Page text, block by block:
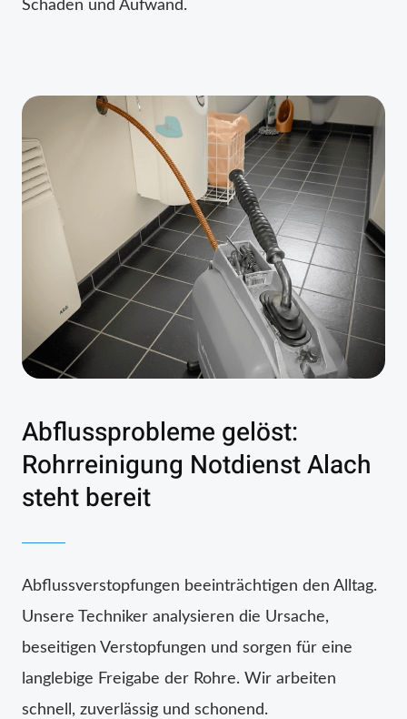
Schäden und Aufwand.
Abflussprobleme gelöst:
Rohrreinigung Notdienst Alach
steht bereit
Abflussverstopfungen beeinträchtigen den Alltag.
Unsere Techniker analysieren die Ursache,
beseitigen Verstopfungen und sorgen für eine
langlebige Freigabe der Rohre. Wir arbeiten
schnell, zuverlässig und schonend.